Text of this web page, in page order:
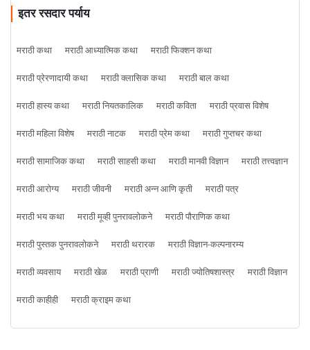
इतर रसदार पर्याय
मराठी कथा मराठी आध्यात्मिक कथा
मराठी फिक्शन कथा
मराठी प्रेरणादायी कथा
मराठी क्लासिक कथा
मराठी बाल कथा
मराठी हास्य कथा
मराठी नियतकालिक मराठी कविता
मराठी प्रवास विशेष
मराठी महिला विशेष
मराठी नाटक मराठी प्रेम कथा
मराठी गुप्तचर कथा
मराठी सामाजिक कथा
मराठी साहसी कथा मराठी मानवी विज्ञान
मराठी तत्त्वज्ञान
मराठी आरोग्य
मराठी जीवनी मराठी अन्न आणि कृती
मराठी पत्र
मराठी भय कथा
मराठी मूव्ही पुनरावलोकने
मराठी पौराणिक कथा
मराठी पुस्तक पुनरावलोकने
मराठी थरारक
मराठी विज्ञान-कल्पनारम्य
मराठी व्यवसाय
मराठी खेळ मराठी प्राणी मराठी ज्योतिषशास्त्र
मराठी विज्ञान
मराठी काहीही
मराठी क्राइम कथा